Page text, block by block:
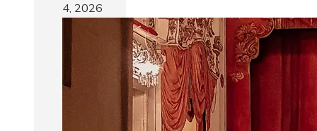
4, 2026